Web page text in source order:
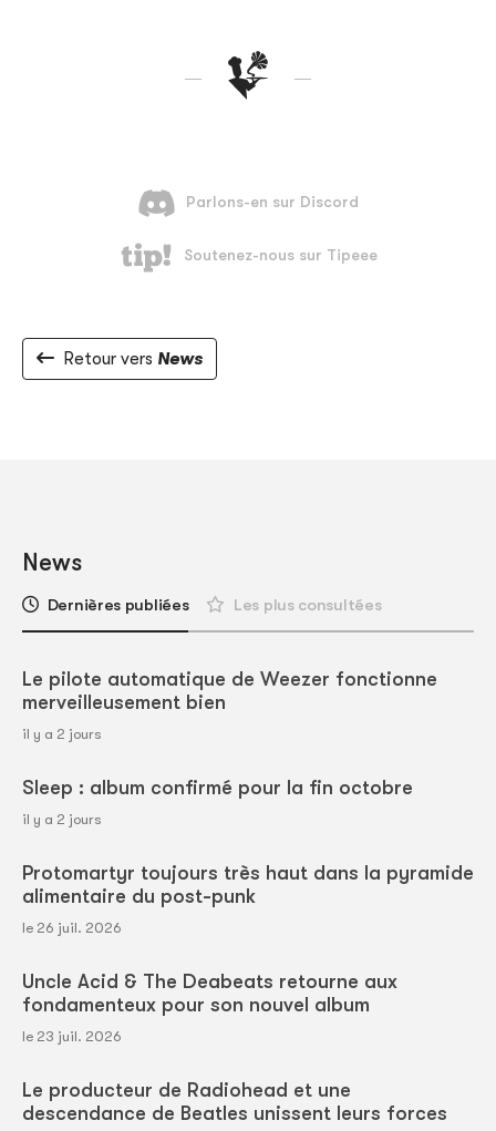
Retour vers News
News
Dernières publiées Les plus consultées
Le pilote automatique de Weezer fonctionne
merveilleusement bien
il y a 2 jours
Sleep : album confirmé pour la fin octobre
il y a 2 jours
Protomartyr toujours très haut dans la pyramide
alimentaire du post-punk
le 26 juil. 2026
Uncle Acid & The Deabeats retourne aux
fondamenteux pour son nouvel album
le 23 juil. 2026
Le producteur de Radiohead et une
descendance de Beatles unissent leurs forces